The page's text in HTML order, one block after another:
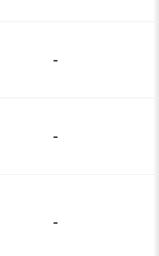
-
-
-